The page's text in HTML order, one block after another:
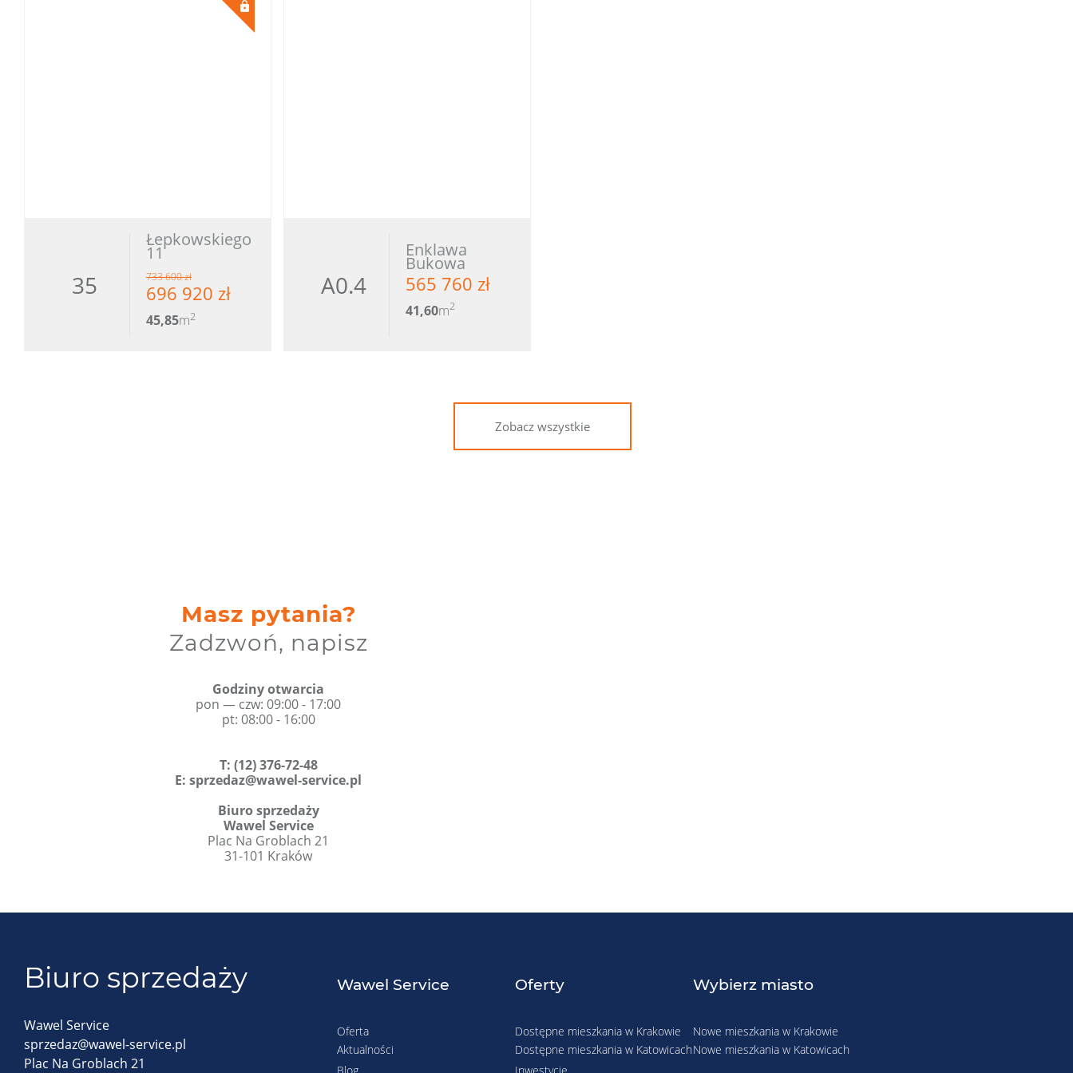
35
Łepkowskiego
11
733 600 zł
696 920 zł
45,85m2
A0.4
Enklawa
Bukowa
565 760 zł
41,60m2
Zobacz wszystkie
Masz pytania?
Zadzwoń, napisz
Godziny otwarcia
pon — czw: 09:00 - 17:00
pt: 08:00 - 16:00
T: (12) 376-72-48
E: sprzedaz@wawel-service.pl
Biuro sprzedaży
Wawel Service
Plac Na Groblach 21
31-101 Kraków
Biuro sprzedaży
Wawel Service
sprzedaz@wawel-service.pl
Plac Na Groblach 21
Wawel Service
Oferta
Aktualności
Oferty
Dostępne mieszkania w Krakowie
Dostępne mieszkania w Katowicach
Wybierz miasto
Nowe mieszkania w Krakowie
Nowe mieszkania w Katowicach